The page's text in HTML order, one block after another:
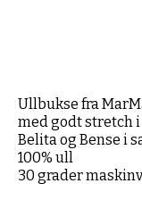
Ullbukse fra
med godt stretch
Belita og Bense i
100% ull
30 grader